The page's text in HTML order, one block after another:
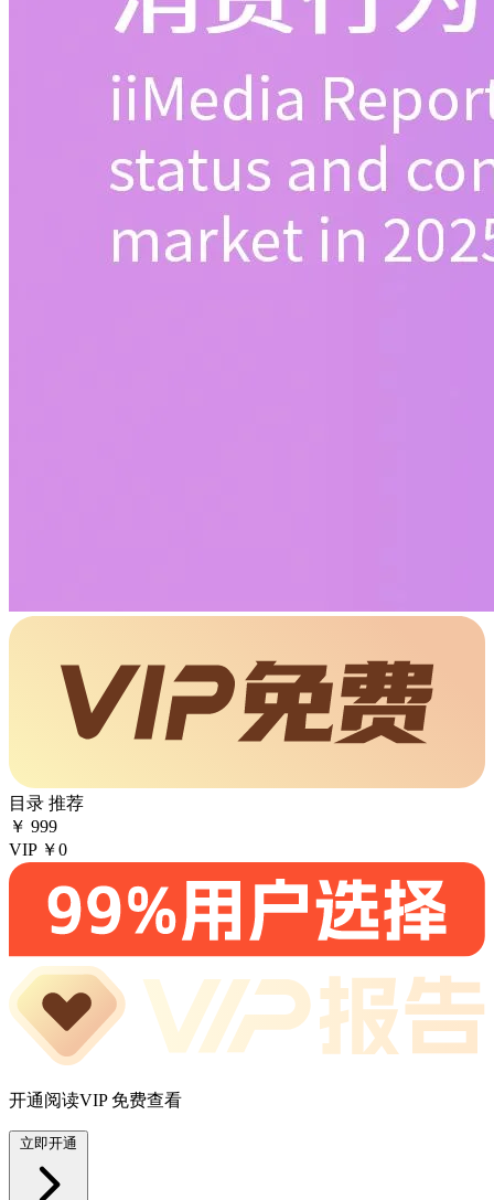
目录 推荐
￥ 999
VIP ￥0
开通阅读VIP 免费查看
立即开通